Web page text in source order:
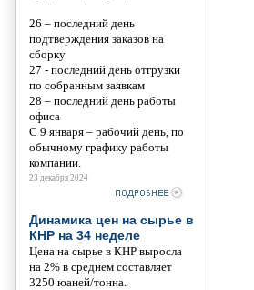
26 – последний день
подтверждения заказов на
сборку
27 - последний день отгрузки
по собранным заявкам
28 – последний день работы
офиса
С 9 января – рабочий день, по
обычному графику работы
компании.
23 декабря 2024
Динамика цен на сырье в
КНР на 34 неделе
Цена на сырье в КНР выросла
на 2% в среднем составляет
3250 юаней/тонна.